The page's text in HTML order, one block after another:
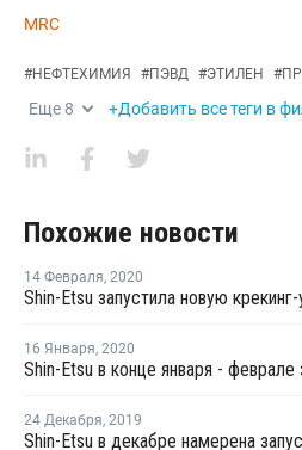
MRC
#НЕФТЕХИМИЯ #ПЭВД #ЭТИЛЕН #
Еще 8 +Добавить все теги в
Похожие новости
14 Февраля, 2020
Shin-Etsu запустила новую
16 Января, 2020
24 Декабря, 2019